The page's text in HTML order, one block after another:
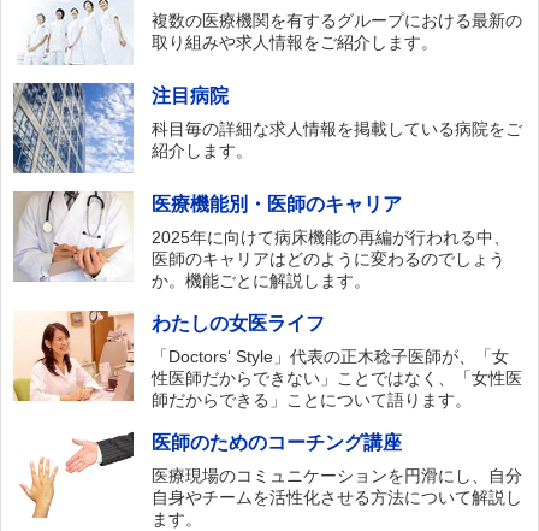
複数の医療機関を有するグループにおける最新の
取り組みや求人情報をご紹介します。
注目病院
科目毎の詳細な求人情報を掲載している病院をご
紹介します。
医療機能別・医師のキャリア
2025年に向けて病床機能の再編が行われる中、
医師のキャリアはどのように変わるのでしょう
か。機能ごとに解説します。
わたしの女医ライフ
「Doctors‘ Style」代表の正木稔子医師が、「女
性医師だからできない」ことではなく、「女性医
師だからできる」ことについて語ります。
医師のためのコーチング講座
医療現場のコミュニケーションを円滑にし、自分
自身やチームを活性化させる方法について解説し
ます。